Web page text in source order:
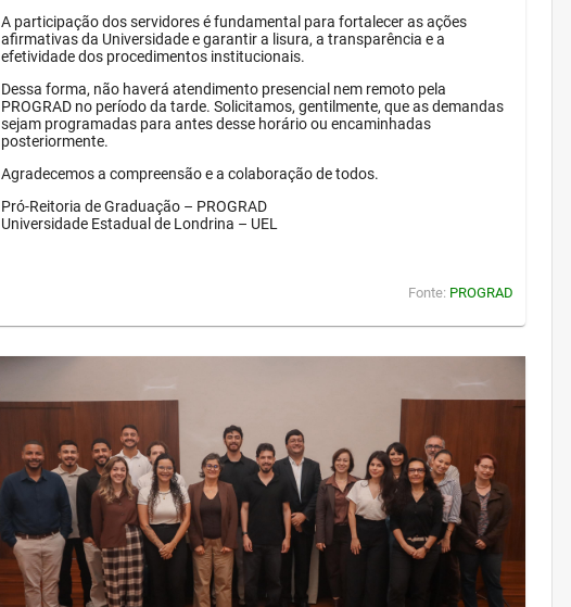
A participação dos servidores é fundamental para fortalecer as ações
afirmativas da Universidade e garantir a lisura, a transparência e a
efetividade dos procedimentos institucionais.
Dessa forma, não haverá atendimento presencial nem remoto pela
PROGRAD no período da tarde. Solicitamos, gentilmente, que as demandas
sejam programadas para antes desse horário ou encaminhadas
posteriormente.
Agradecemos a compreensão e a colaboração de todos.
Pró-Reitoria de Graduação – PROGRAD
Universidade Estadual de Londrina – UEL
Fonte: PROGRAD